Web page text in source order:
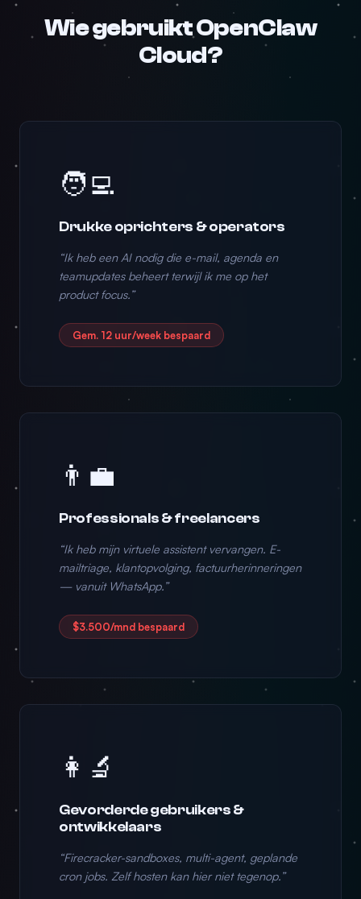
Wie gebruikt OpenClaw
Cloud?
🧑‍💻
Drukke oprichters & operators
“Ik heb een AI nodig die e-mail, agenda en
teamupdates beheert terwijl ik me op het
product focus.”
Gem. 12 uur/week bespaard
👨‍💼
Professionals & freelancers
“Ik heb mijn virtuele assistent vervangen. E-
mailtriage, klantopvolging, factuurherinneringen
— vanuit WhatsApp.”
$3.500/mnd bespaard
👩‍🔬
Gevorderde gebruikers &
ontwikkelaars
“Firecracker-sandboxes, multi-agent, geplande
cron jobs. Zelf hosten kan hier niet tegenop.”